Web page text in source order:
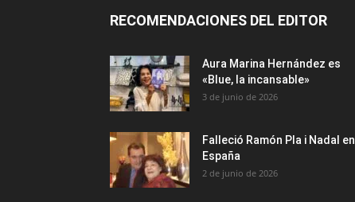
RECOMENDACIONES DEL EDITOR
Aura Marina Hernández es
«Blue, la incansable»
3 de junio de 2026
Falleció Ramón Pla i Nadal en
España
2 de junio de 2026